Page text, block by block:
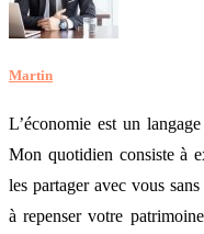
Martin
L’économie est un
Mon quotidien consiste à
les partager avec vous
à repenser votre